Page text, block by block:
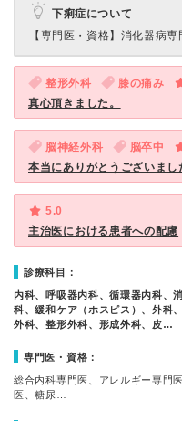
下痢症について
【専門医・資格】 消化器病専
整形外科 膝の痛み
真心頂きました。
脳神経外科 脳卒中
本当にありがとうございまし
5.0
主治医における患者への配慮
診療科目：
内科、呼吸器内科、循環器内科、
科、緩和ケア（ホスピス）、外科
外科、整形外科、形成外科、皮…
専門医・資格：
総合内科専門医、アレルギー専門
医、糖尿…